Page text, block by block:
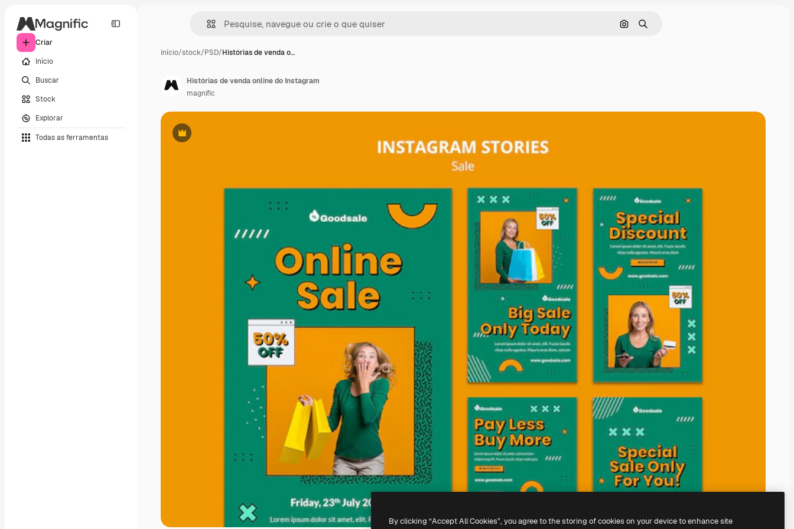
Criar
Início
Buscar
Stock
Explorar
Todas as ferramentas
Pesquisar por imagem
Buscar
Início/stock/PSD/Histórias de venda o…
Premium
Histórias de venda online do Instagram
magnific
By clicking “Accept All Cookies”, you agree to the storing of cookies on your device to enhance site